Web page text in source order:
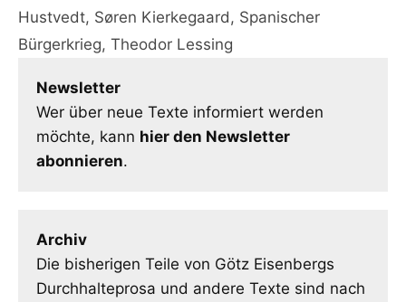
Hustvedt, Søren Kierkegaard , Spanischer
Bürgerkrieg, Theodor Lessing
Newsletter
Wer über neue Texte informiert werden
möchte, kann hier den Newsletter
abonnieren.
Archiv
Die bisherigen Teile von Götz Eisenbergs
Durchhalteprosa und andere Texte sind nach